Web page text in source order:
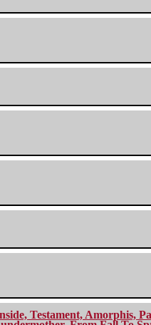
Testament, Amorphis,